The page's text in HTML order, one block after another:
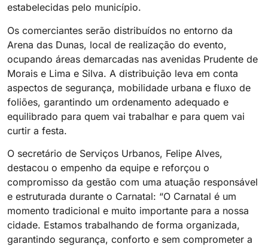
estabelecidas pelo município.
Os comerciantes serão distribuídos no entorno da
Arena das Dunas, local de realização do evento,
ocupando áreas demarcadas nas avenidas Prudente de
Morais e Lima e Silva. A distribuição leva em conta
aspectos de segurança, mobilidade urbana e fluxo de
foliões, garantindo um ordenamento adequado e
equilibrado para quem vai trabalhar e para quem vai
curtir a festa.
O secretário de Serviços Urbanos, Felipe Alves,
destacou o empenho da equipe e reforçou o
compromisso da gestão com uma atuação responsável
e estruturada durante o Carnatal: “O Carnatal é um
momento tradicional e muito importante para a nossa
cidade. Estamos trabalhando de forma organizada,
garantindo segurança, conforto e sem comprometer a